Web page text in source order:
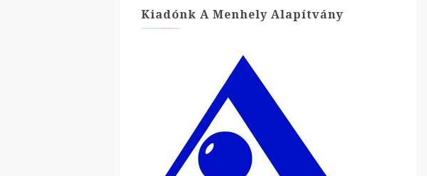
Kiadónk A Menhely Alapítvány